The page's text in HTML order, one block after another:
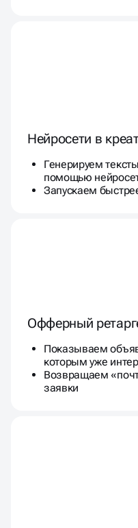
Нейросети в
Генерируем
помощью
Запускаем
Офферный
Показываем
которым уже
Возвращаем
заявки